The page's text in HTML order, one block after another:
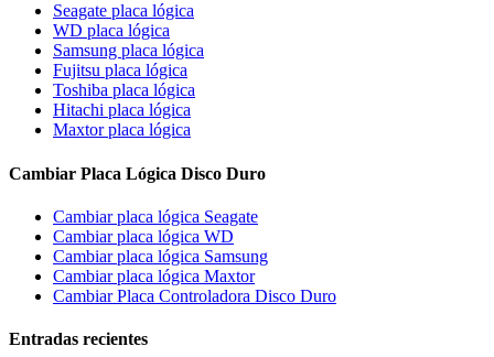
Seagate placa lógica
WD placa lógica
Samsung placa lógica
Fujitsu placa lógica
Toshiba placa lógica
Hitachi placa lógica
Maxtor placa lógica
Cambiar Placa Lógica Disco Duro
Cambiar placa lógica Seagate
Cambiar placa lógica WD
Cambiar placa lógica Samsung
Cambiar placa lógica Maxtor
Cambiar Placa Controladora Disco Duro
Entradas recientes